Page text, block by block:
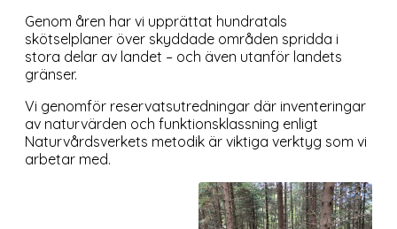
Genom åren har vi upprättat hundratals
skötselplaner över skyddade områden spridda i
stora delar av landet – och även utanför landets
gränser.
Vi genomför reservatsutredningar där inventeringar
av naturvärden och funktionsklassning enligt
Naturvårdsverkets metodik är viktiga verktyg som vi
arbetar med.